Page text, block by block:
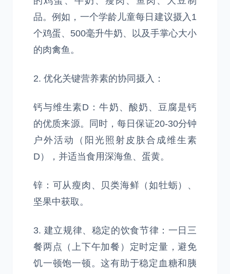
品。例如，一个学龄儿童每日建议摄入1
个鸡蛋、500毫升牛奶、以及手掌心大小
的肉禽鱼。
2. 优化关键营养素的协同摄入：
钙与维生素D：牛奶、酸奶、豆腐是钙
的优质来源。同时，每日保证20-30分钟
户外活动（阳光照射皮肤合成维生素
D），并适当食用深海鱼、蛋黄。
锌：可从瘦肉、贝类海鲜（如牡蛎）、
坚果中获取。
3. 建立规律、稳定的饮食节律：一日三
餐两点（上下午加餐）定时定量，避免
饥一顿饱一顿。这有助于稳定血糖和胰